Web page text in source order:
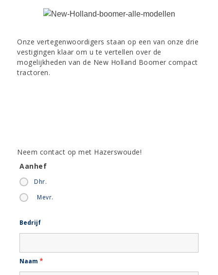
Onze vertegenwoordigers staan op een van onze drie
vestigingen klaar om u te vertellen over de
mogelijkheden van de New Holland Boomer compact
tractoren.
Neem contact op met Hazerswoude!
Aanhef
Dhr.
Mevr.
Bedrijf
Naam *